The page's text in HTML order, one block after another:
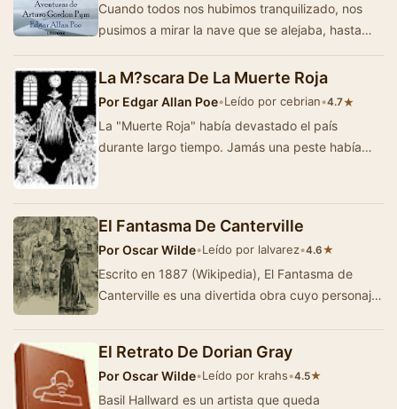
Cuando todos nos hubimos tranquilizado, nos
pusimos a mirar la nave que se alejaba, hasta
La M?scara De La Muerte Roja
Por Edgar Allan Poe•Leído por cebrian•4.7★
La "Muerte Roja" había devastado el país
durante largo tiempo. Jamás una peste había
El Fantasma De Canterville
PorOscar Wilde•Leído por lalvarez•4.6★
Escrito en 1887 (Wikipedia), El Fantasma de
Canterville es una divertida obra cuyo personaje
El Retrato De Dorian Gray
PorOscar Wilde•Leído por krahs•4.5★
Basil Hallward es un artista que queda